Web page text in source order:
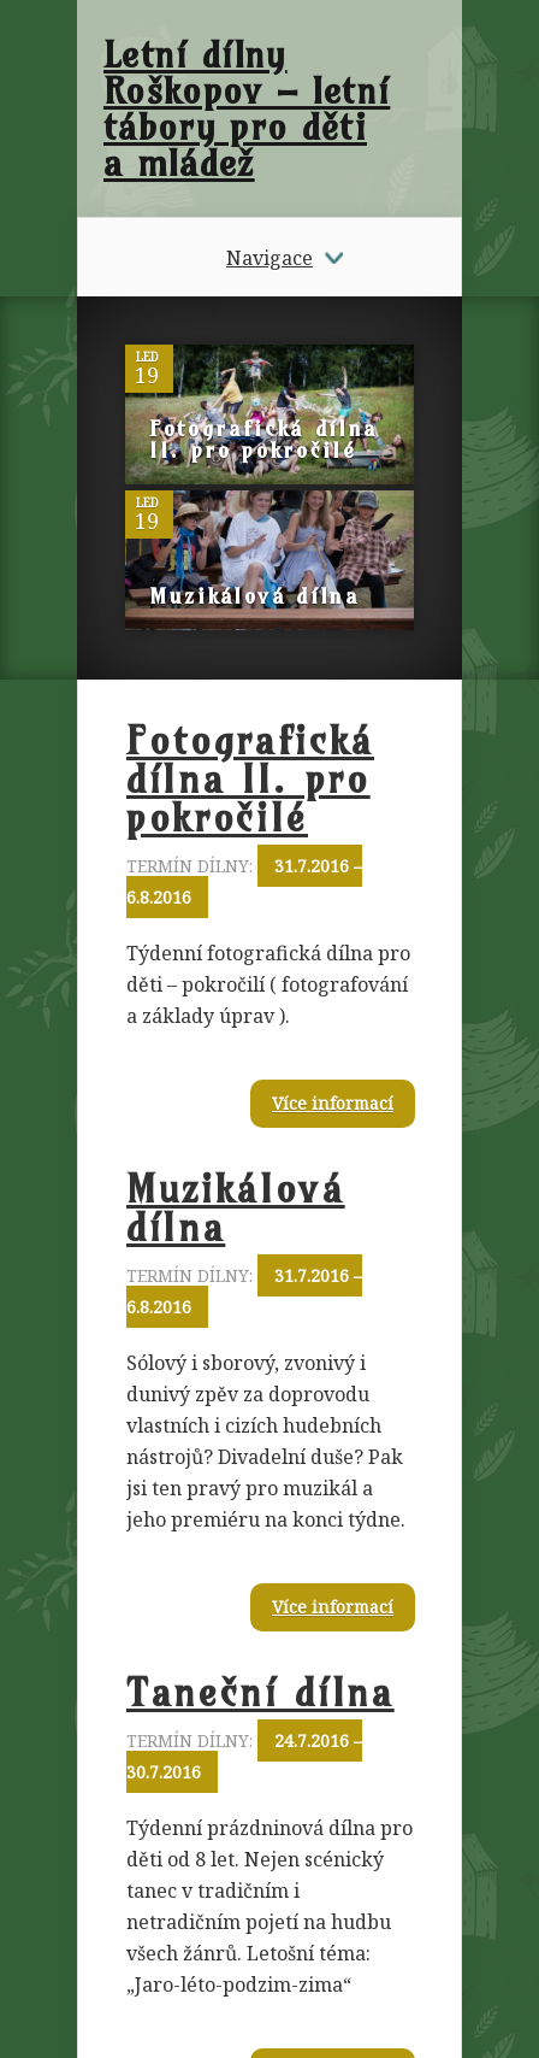
Letní dílny
Roškopov – letní
tábory pro děti
a mládež
Navigace
LED
19
Fotografická dílna
II. pro pokročilé
LED
19
0
Muzikálová dílna
Fotografická
dílna II. pro
pokročilé
TERMÍN DÍLNY:
31.7.2016 –
6.8.2016
Týdenní fotografická dílna pro
děti – pokročilí ( fotografování
a základy úprav ).
Více informací
Muzikálová
dílna
TERMÍN DÍLNY:
31.7.2016 –
6.8.2016
Sólový i sborový, zvonivý i
dunivý zpěv za doprovodu
vlastních i cizích hudebních
nástrojů? Divadelní duše? Pak
jsi ten pravý pro muzikál a
jeho premiéru na konci týdne.
Více informací
Taneční dílna
TERMÍN DÍLNY:
24.7.2016 –
30.7.2016
Týdenní prázdninová dílna pro
děti od 8 let. Nejen scénický
tanec v tradičním i
netradičním pojetí na hudbu
všech žánrů. Letošní téma:
„Jaro-léto-podzim-zima“